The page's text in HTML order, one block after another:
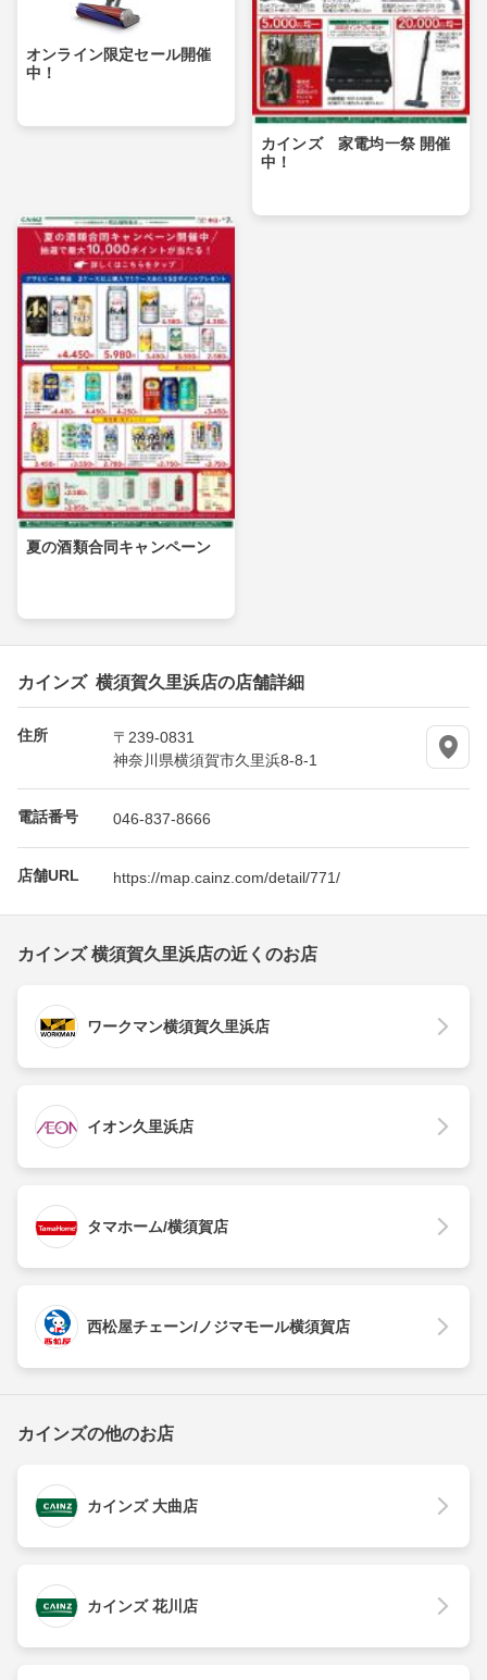
オンライン限定セール開催
中！
カインズ 家電均一祭 開催
中！
夏の酒類合同キャンペーン
カインズ 横須賀久里浜店の店舗詳細
住所
〒239-0831
神奈川県横須賀市久里浜8-8-1
電話番号 046-837-8666
店舗URL https://map.cainz.com/detail/771/
カインズ 横須賀久里浜店の近くのお店
ワークマン横須賀久里浜店
イオン久里浜店
タマホーム/横須賀店
西松屋チェーン/ノジマモール横須賀店
カインズの他のお店
カインズ 大曲店
カインズ 花川店